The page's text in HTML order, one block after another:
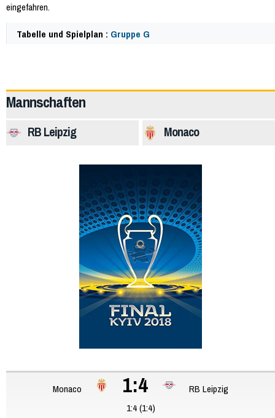
eingefahren.
Tabelle und Spielplan : Gruppe G
Mannschaften
Monaco
RB Leipzig
Monaco 1:4
RB Leipzig
1:4 (1:4)